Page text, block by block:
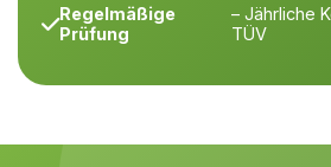
Regelmäßige
Prüfung
– Jährliche
TÜV